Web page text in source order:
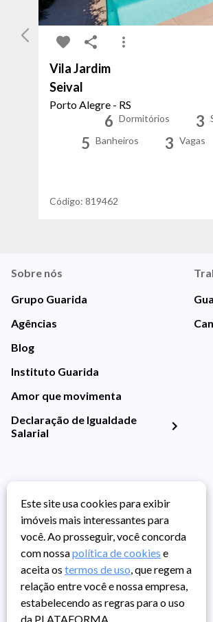
Vila Jardim
Seival
Porto Alegre - RS
6 Dormitórios 3
5 Banheiros 3 Vagas
Código: 819462
Sobre nós
Grupo Guarida
Agências
Blog
Instituto Guarida
Amor que movimenta
Declaração de Igualdade
Salarial
Este site usa cookies para exibir
imóveis mais interessantes para
você. Ao prosseguir, você concorda
com nossapolítica de cookies e
aceita os termos de uso, que regem a
relação entre você e nossa empresa,
estabelecendo as regras para o uso
da PLATAFORMA.